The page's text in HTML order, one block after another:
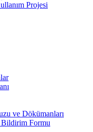
Projesi
ve Dökümanları
Formu